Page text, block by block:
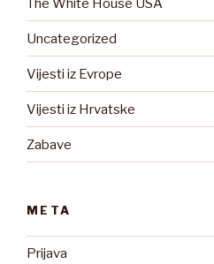
The White House USA
Uncategorized
Vijesti iz Evrope
Vijesti iz Hrvatske
Zabave
META
Prijava